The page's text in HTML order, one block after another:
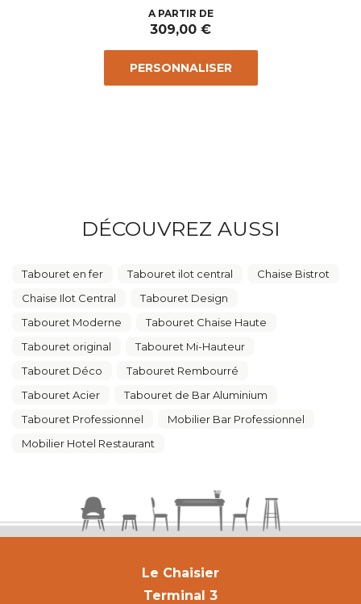
Prix
A PARTIR DE
309,00 €
PERSONNALISER
DÉCOUVREZ AUSSI
Tabouret en fer Tabouret ilot central
Chaise Bistrot
Chaise Ilot Central
Tabouret Design
Tabouret Moderne
Tabouret Chaise Haute
Tabouret original
Tabouret Mi-Hauteur
Tabouret Déco
Tabouret Rembourré
Tabouret Acier
Tabouret de Bar Aluminium
Tabouret Professionnel
Mobilier Bar Professionnel
Mobilier Hotel Restaurant
Le Chaisier
Terminal 3